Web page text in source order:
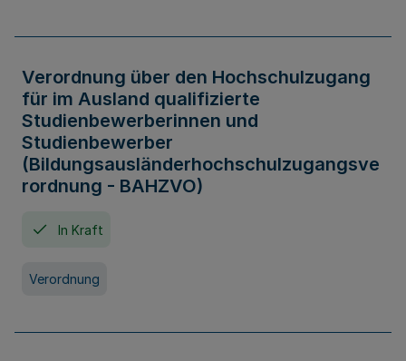
Verordnung über den Hochschulzugang
für im Ausland qualifizierte
Studienbewerberinnen und
Studienbewerber
(Bildungsausländerhochschulzugangsve
rordnung - BAHZVO)
In Kraft
Verordnung